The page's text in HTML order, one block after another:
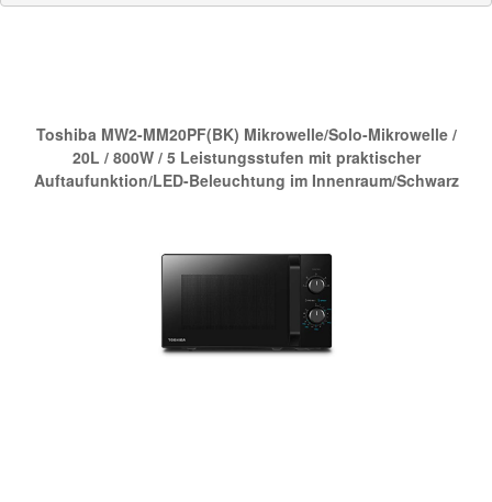
Toshiba MW2-MM20PF(BK) Mikrowelle/Solo-Mikrowelle /
20L / 800W / 5 Leistungsstufen mit praktischer
Auftaufunktion/LED-Beleuchtung im Innenraum/Schwarz